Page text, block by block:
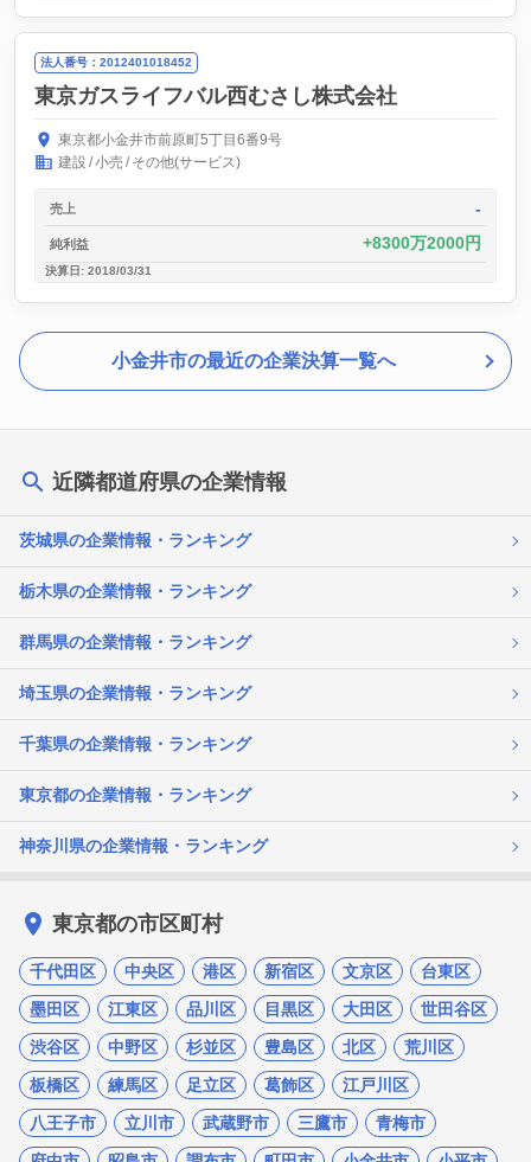
法人番号：2012401018452
東京ガスライフバル西むさし株式会社
東京都小金井市前原町5丁目6番9号
建設 小売 その他(サービス)
売上 -
純利益 8300万2000円
決算日: 2018/03/31
小金井市の最近の企業決算一覧へ
近隣都道府県の企業情報
茨城県の企業情報・ランキング
栃木県の企業情報・ランキング
群馬県の企業情報・ランキング
埼玉県の企業情報・ランキング
千葉県の企業情報・ランキング
東京都の企業情報・ランキング
神奈川県の企業情報・ランキング
東京都の市区町村
千代田区 中央区 港区 新宿区 文京区
台東区
墨田区
江東区 品川区 目黒区 大田区
世田谷区
渋谷区
中野区 杉並区 豊島区 北区
荒川区
板橋区
練馬区 足立区 葛飾区
江戸川区
八王子市
立川市 武蔵野市 三鷹市
青梅市